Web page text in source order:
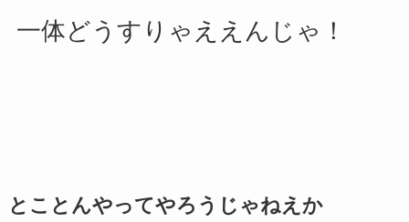
一体どうすりゃええんじゃ！
とことんやってやろうじゃねえか